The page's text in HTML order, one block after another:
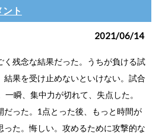
ト
2021/06/14
く残念な結果だった。うちが負ける試
結果を受け止めないといけない。試合
瞬、集中力が切れて、失点した。
だった。1点とった後、もっと時間が
った。悔しい。攻めるために攻撃的な